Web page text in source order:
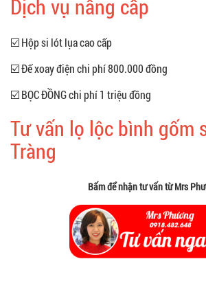
Dịch vụ nâng cấp
☑️ Hộp si lót lụa cao cấp
☑️ Đế xoay điện chi phí 800.000 đồng
☑️ BỌC ĐỒNG chi phí 1 triệu đồng
Tư vấn lọ lộc bình gốm
Tràng
Bấm để nhận tư vấn từ Mrs